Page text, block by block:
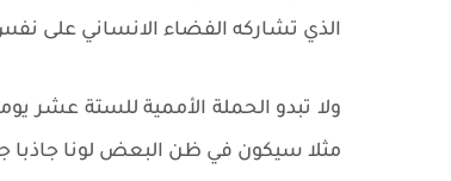
الذي تشاركه الفضاء الانساني على
ولا تبدو الحملة الأممية للستة عشر
مثلا سيكون في ظن البعض لونا جاذبا